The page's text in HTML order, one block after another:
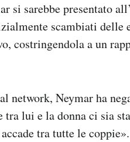
si sarebbe presentato
scambiati delle
costringendola a un
network, Neymar ha
tra lui e la donna ci sia
tra tutte le